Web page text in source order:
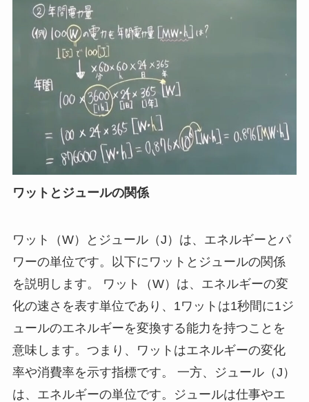
ワットとジュールの関係
ワット（W）とジュール（J）は、エネルギーとパ
ワーの単位です。以下にワットとジュールの関係
を説明します。 ワット（W）は、エネルギーの変
化の速さを表す単位であり、1ワットは1秒間に1ジ
ュールのエネルギーを変換する能力を持つことを
意味します。つまり、ワットはエネルギーの変化
率や消費率を示す指標です。 一方、ジュール（J）
は、エネルギーの単位です。ジュールは仕事やエ